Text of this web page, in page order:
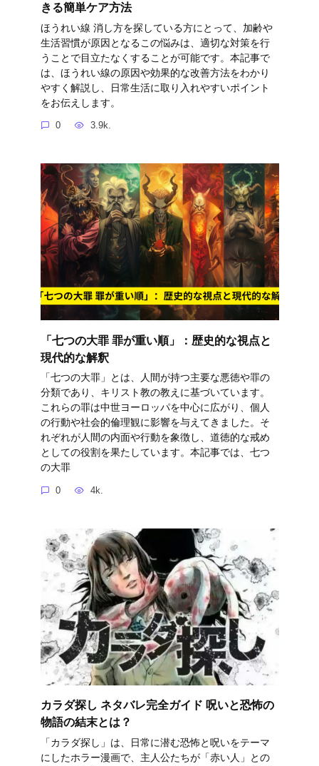
きる簡単ケア方法
ほうれい線 消し方を探している方にとって、加齢や
生活習慣が原因となるこの悩みは、適切な対策を行
うことで目立たなくすることが可能です。本記事で
は、ほうれい線の原因や効果的な改善方法をわかり
やすく解説し、日常生活に取り入れやすいポイント
をお伝えします。
0 3.9k.
「七つの大罪 罪が重い順」：歴史的な視点と
現代的な解釈
「七つの大罪」とは、人間が持つ主要な悪徳や罪の
分類であり、キリスト教の教えに基づいています。
これらの罪は中世ヨーロッパを中心に広がり、個人
の行動や社会的倫理観に影響を与えてきました。そ
れぞれが人間の内面や行動を象徴し、道徳的な戒め
としての役割を果たしています。本記事では、七つ
の大罪
0 4k.
カラダ探し ネタバレ完全ガイド 呪いと恐怖の
物語の結末とは？
「カラダ探し」は、日常に潜む恐怖と呪いをテーマ
にしたホラー漫画で、主人公たちが「赤い人」との